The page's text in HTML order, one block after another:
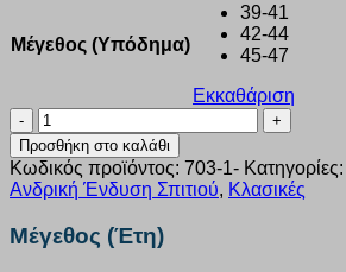
Μέγεθος (Υπόδημα)
39-41
42-44
45-47
Εκκαθάριση
Κάλτσα
Μερσεριζέ
ανδρική
Trendy
μαύρο
τεμάχια
Προσθήκη στο καλάθι
Κωδικός προϊόντος: 703-1- Κατηγορίες:
Ανδρική Ένδυση Σπιτιού, Κλασικές
Μέγεθος (Έτη)